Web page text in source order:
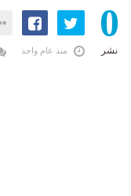
0
نشر منذ عام واحد